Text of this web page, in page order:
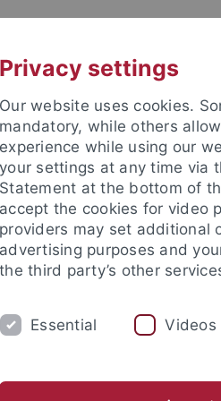
Standort
Dekanat
Privacy settings
Our website uses cookies.
mandatory, while others
experience while using our
your settings at any time via
Statement at the bottom of
accept the cookies for video
providers may set additional
advertising purposes and
the third party’s other
Essential Videos